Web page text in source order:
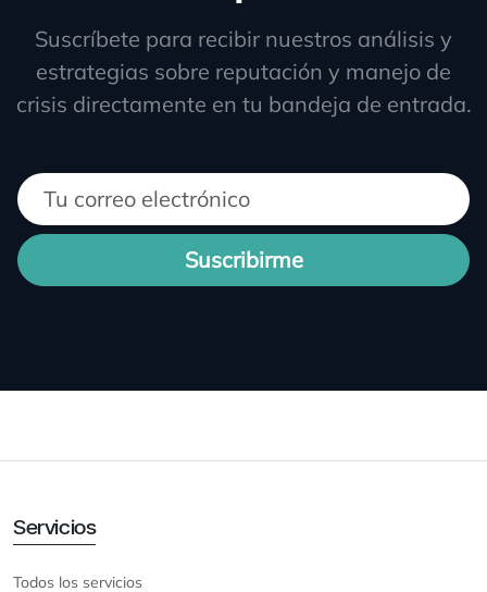
Suscríbete para recibir nuestros análisis y
estrategias sobre reputación y manejo de
crisis directamente en tu bandeja de entrada.
Suscribirme
Servicios
Todos los servicios